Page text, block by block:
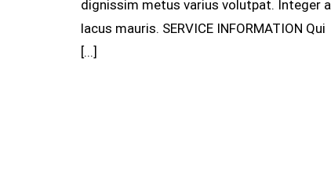
dignissim metus varius volutpat. Integer a
lacus mauris. SERVICE INFORMATION Qui
[...]